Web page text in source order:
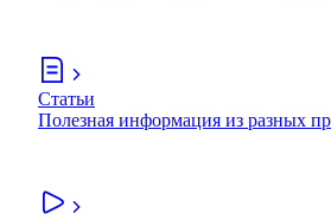
Статьи
Полезная информация из разных